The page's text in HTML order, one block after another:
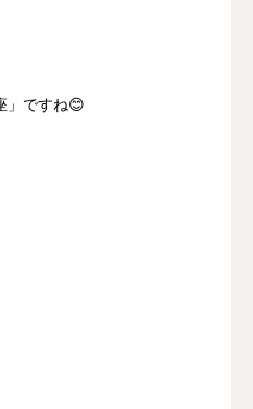
」ですね😊